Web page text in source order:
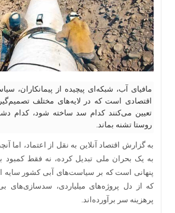
مافیای آب، شبکه‌ای پیچیده از پیمانکاران،
اقتصادی است که در لایه‌های مختلف
تعیین می‌کنند کدام سد ساخته شود، کدام
روستا تشنه بماند.
به گزارش اقتصاد آنلاین به نقل از اعتماد، اما
به یک بحران ملی تبدیل کرده، نه فقط
پنهانی است که بر سیاست‌های آبی کشور سایه
که از دل پروژه‌های میلیاردی، سدسازی‌های
پرهزینه سر برآورده‌اند.